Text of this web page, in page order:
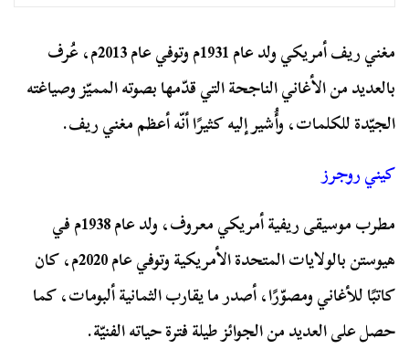
مغني ريف أمريكي ولد عام 1931م وتوفي عام 2013م، عُرف
بالعديد من الأغاني الناجحة التي قدّمها بصوته المميّز وصياغته
الجيّدة للكلمات، وأُشير إليه كثيرًا أنّه أعظم مغني ريف.
كيني روجرز
مطرب موسيقى ريفية أمريكي معروف، ولد عام 1938م في
هيوستن بالولايات المتحدة الأمريكية وتوفي عام 2020م، كان
كاتبًا للأغاني ومصوّرًا، أصدر ما يقارب الثمانية ألبومات، كما
حصل على العديد من الجوائز طيلة فترة حياته الفنيّة.